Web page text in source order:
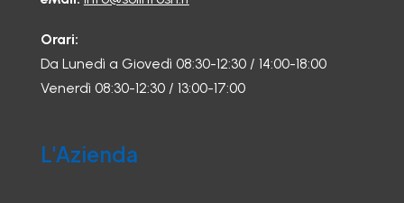
Orari:
Da Lunedì a Giovedì 08:30-12:30 / 14:00-18:00
Venerdì 08:30-12:30 / 13:00-17:00
L'Azienda